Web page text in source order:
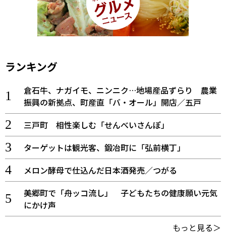
ランキング
倉石牛、ナガイモ、ニンニク…地場産品ずらり 農業
振興の新拠点、町産直「バ・オール」開店／五戸
三戸町 相性楽しむ「せんべいさんぽ」
ターゲットは観光客、鍛冶町に「弘前横丁」
メロン酵母で仕込んだ日本酒発売／つがる
美郷町で「舟ッコ流し」 子どもたちの健康願い元気
にかけ声
もっと見る＞